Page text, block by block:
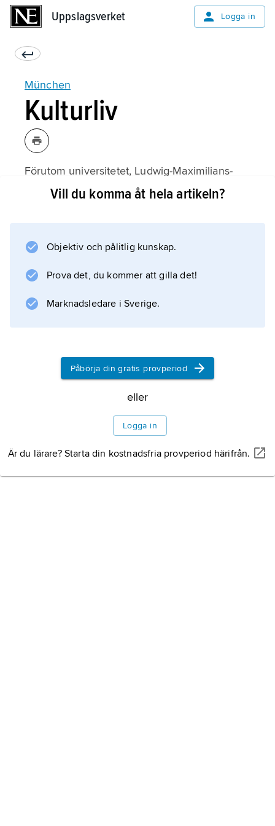
Uppslagsverket Logga in
München
Kulturliv
Förutom universitetet, Ludwig-Maximilians-
Universität, finns ett 1868 grundat tekniskt
Information om artikeln
Vill du komma åt hela artikeln?
Objektiv och pålitlig kunskap.
Prova det, du kommer att gilla det!
Marknadsledare i Sverige.
Påbörja din gratis provperiod
eller
Logga in
Är du lärare? Starta din kostnadsfria provperiod härifrån.